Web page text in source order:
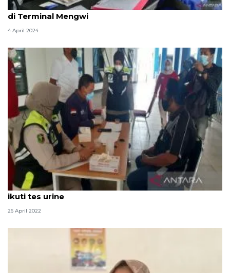
BNN Badung Bali tes urine sopir angkutan Lebaran
di Terminal Mengwi
4 April 2024
Sopir bus mudik Lebaran di Terminal Tirtonadi Solo
ikuti tes urine
26 April 2022